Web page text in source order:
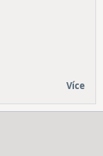
Více